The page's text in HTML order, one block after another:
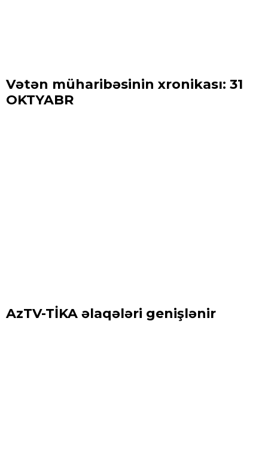
Vətən müharibəsinin xronikası: 31
OKTYABR
AzTV-TİKA əlaqələri genişlənir